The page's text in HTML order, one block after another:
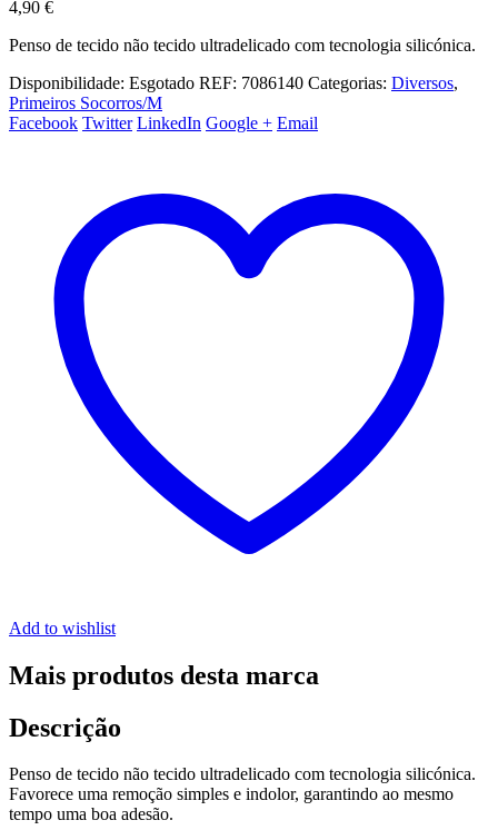
4,90 €
Penso de tecido não tecido ultradelicado com tecnologia silicónica.
Disponibilidade: Esgotado REF: 7086140 Categorias: Diversos,
Primeiros Socorros/M
Facebook Twitter LinkedIn Google + Email
Add to wishlist
Mais produtos desta marca
Descrição
Penso de tecido não tecido ultradelicado com tecnologia silicónica.
Favorece uma remoção simples e indolor, garantindo ao mesmo
tempo uma boa adesão.